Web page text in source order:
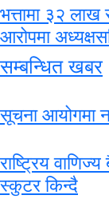
भत्तामा ३२ लाख
आरोपमा
सम्बन्धित खबर
सूचना आयोगमा
राष्ट्रिय
स्कुटर किन्दै